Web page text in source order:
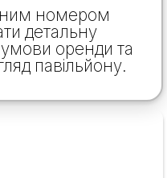
номером
детальну
оренди та
павільйону.